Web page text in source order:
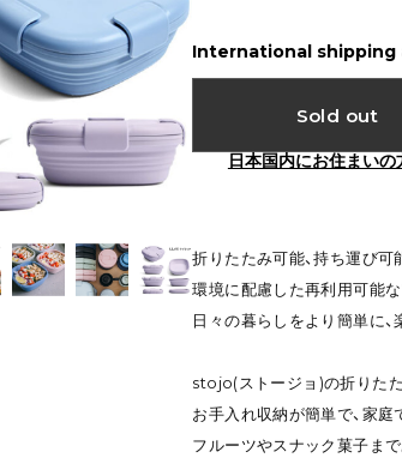
International shipping
Sold out
日本国内にお住まいの
折りたたみ可能、持ち運び可能
環境に配慮した再利用可能
日々の暮らしをより簡単に、
stojo(ストージョ)の折りた
お手入れ収納が簡単で、家庭
フルーツやスナック菓子ま